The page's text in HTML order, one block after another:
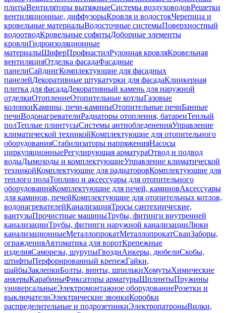
плитыВентиляторы вытяжныеСистемы воздуховодовРешетки
вентиляционные, диффузорыКровля и водостокЧерепица и
кровельные материалыВодосточные системыПоверхностный
водоотводКровельные софитыДоборные элементы
кровлиГидроизоляционные
материалыШиферПрофнастилРулонная кровляКровельная
вентиляцияОтделка фасадаФасадные
панелиСайдингКомплектующие для фасадных
панелейДекоративные штукатурки для фасадаКлинкерная
плитка для фасадаДекоративный камень для наружной
отделкиОтоплениеОтопительные котлыГазовые
колонкиКамины, печи-каминыОтопительные печиБанные
печиВодонагревателиРадиаторы отопления, батареиТеплый
полТеплые плинтусыСистемы антиобледененияУправление
климатической техникойКомплектующие для отопительного
оборудованияСтабилизаторы напряженияНасосы
циркуляционныеРегулирующая арматураОтвод и подвод
водыДымоходы и комплектующиеУправление климатической
техникойКомплектующие для радиаторовКомплектующие для
теплого полаТопливо и аксессуары для отопительного
оборудованияКомплектующие для печей, каминовАксессуары
для каминов, печейКомплектующие для отопительных котлов,
водонагревателейКанализацияТросы сантехнические,
вантузыПрочистные машиныТрубы, фитинги внутренней
канализацииТрубы, фитинги наружной канализацииЛюки
канализационныеМеталлопрокатМеталлопрокатСваиЗаборы,
огражденияАвтоматика для воротКрепежные
изделияСаморезы, шурупыГвоздиАнкеры, дюбелиСкобы,
штифтыПерфорированный крепежГайки,
шайбыЗаклепкиБолты, винты, шпилькиХомутыХимические
анкерыКарабиныФиксаторы арматурыШплинтыПружины
универсальныеЭлектромонтажное оборудованиеРозетки и
выключателиЭлектрические звонкиКоробки
распределительные и подрозетникиЭлектропатроныВилки,